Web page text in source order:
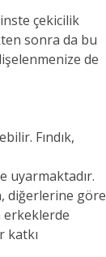
çekicilik
sonra da bu
de
Fındık,
uyarmaktadır.
diğerlerine göre
erkeklerde
katkı